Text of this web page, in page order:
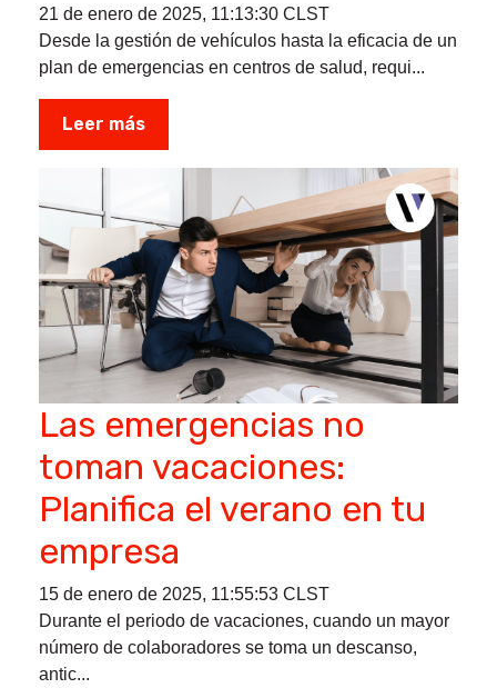
21 de enero de 2025, 11:13:30 CLST
Desde la gestión de vehículos hasta la eficacia de un
plan de emergencias en centros de salud, requi...
Leer más
Las emergencias no
toman vacaciones:
Planifica el verano en tu
empresa
15 de enero de 2025, 11:55:53 CLST
Durante el periodo de vacaciones, cuando un mayor
número de colaboradores se toma un descanso,
antic...